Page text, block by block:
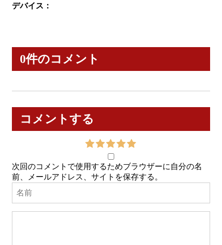
デバイス：
0件のコメント
コメントする
次回のコメントで使用するためブラウザーに自分の名
前、メールアドレス、サイトを保存する。